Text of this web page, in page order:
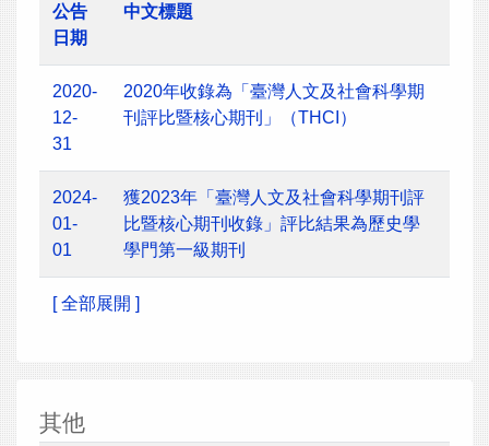
公告
日期
中文標題
2020-
12-
31
2020年收錄為「臺灣人文及社會科學期
刊評比暨核心期刊」（THCI）
2024-
01-
01
獲2023年「臺灣人文及社會科學期刊評
比暨核心期刊收錄」評比結果為歷史學
學門第一級期刊
[ 全部展開 ]
其他